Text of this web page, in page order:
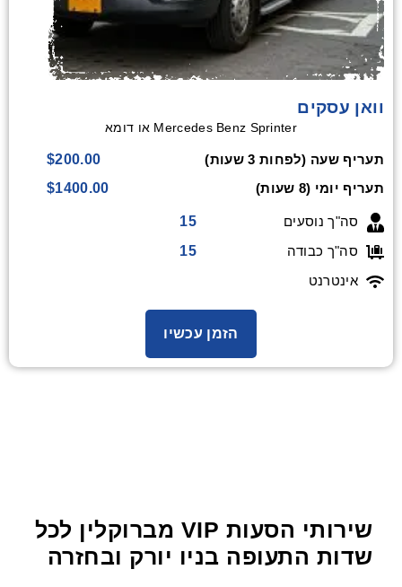
וואן עסקים
Mercedes Benz Sprinter או דומא
תעריף שעה (לפחות 3 שעות)
$200.00
תעריף יומי (8 שעות)
$1400.00
סה"ך נוסעים
15
סה"ך כבודה
15
אינטרנט
הזמן עכשיו
שירותי הסעות VIP מברוקלין לכל
שדות התעופה בניו יורק ובחזרה